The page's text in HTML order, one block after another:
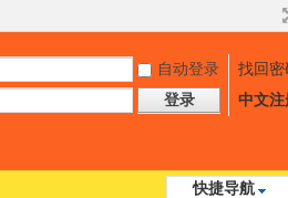
自动登录
找回密
登录 中文注
快捷导航